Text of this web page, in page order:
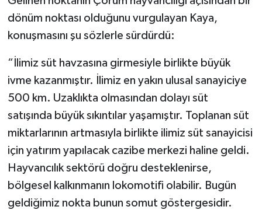
dönüm noktası olduğunu vurgulayan Kaya,
konuşmasını şu sözlerle sürdürdü:
“İlimiz süt havzasına girmesiyle birlikte büyük
ivme kazanmıştır. İlimiz en yakın ulusal sanayiciye
500 km. Uzaklıkta olmasından dolayı süt
satışında büyük sıkıntılar yaşamıştır. Toplanan süt
miktarlarının artmasıyla birlikte ilimiz süt sanayicisi
için yatırım yapılacak cazibe merkezi haline geldi.
Hayvancılık sektörü doğru desteklenirse,
bölgesel kalkınmanın lokomotifi olabilir. Bugün
geldiğimiz nokta bunun somut göstergesidir.